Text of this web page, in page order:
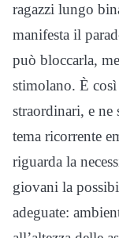
ragazzi lungo
manifesta il
può bloccarla,
stimolano. È
straordinari, e ne
tema ricorrente
riguarda la
giovani la
adeguate: